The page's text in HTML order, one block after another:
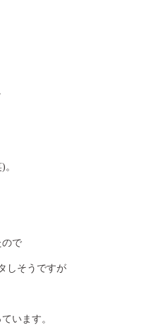
ので
しそうですが
います。